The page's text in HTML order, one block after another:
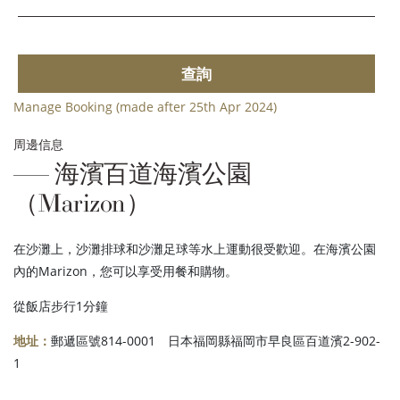
查詢
Manage Booking (made after 25th Apr 2024)
周邊信息
海濱百道海濱公園
（Marizon）
在沙灘上，沙灘排球和沙灘足球等水上運動很受歡迎。在海濱公園
內的Marizon，您可以享受用餐和購物。
從飯店步行1分鐘
地址： 郵遞區號814-0001 日本福岡縣福岡市早良區百道濱2-902-
1